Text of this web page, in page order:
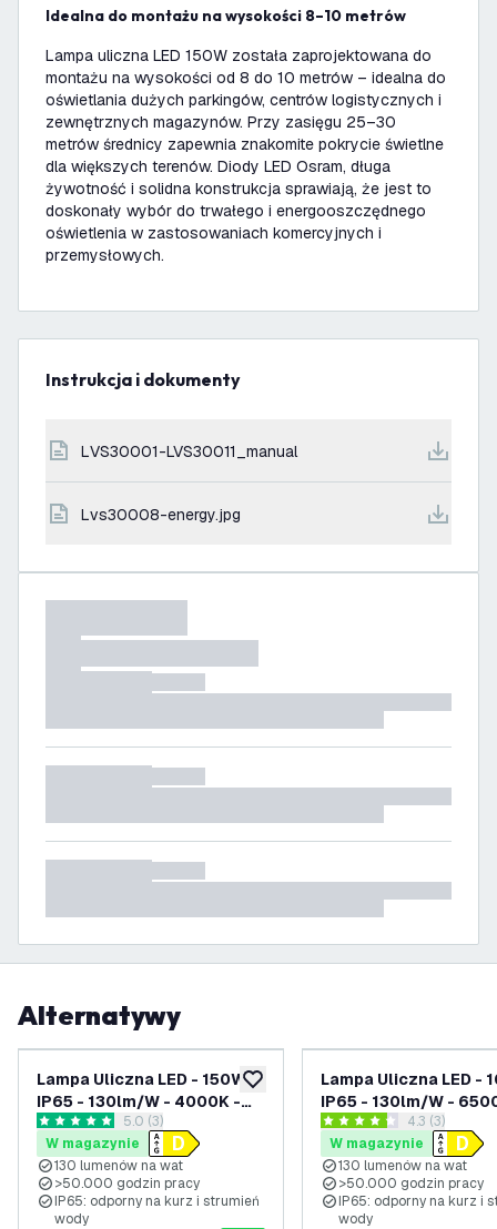
Idealna do montażu na wysokości 8–10 metrów
Lampa uliczna LED 150W została zaprojektowana do
montażu na wysokości od 8 do 10 metrów – idealna do
oświetlania dużych parkingów, centrów logistycznych i
zewnętrznych magazynów. Przy zasięgu 25–30
metrów średnicy zapewnia znakomite pokrycie świetlne
dla większych terenów. Diody LED Osram, długa
żywotność i solidna konstrukcja sprawiają, że jest to
doskonały wybór do trwałego i energooszczędnego
oświetlenia w zastosowaniach komercyjnych i
przemysłowych.
Instrukcja i dokumenty
LVS30001-LVS30011_manual
lvs30008-energy.jpg
Alternatywy
dodaj do listy życzeń
Lampa Uliczna LED - 150W -
IP65 - 130lm/W - 4000K -
Chipy Osramotwórz panel recenzji
5 Gwiazdki oceny
5.0 (3)
W magazynie
130 lumenów na wat
>50.000 godzin pracy
IP65: odporny na kurz i strumień
wody
Lampa Uliczna LED -
IP65 - 130lm/W -
Chipy Osramotwórz panel
4.3 Gwiazdki oceny
4.3 (3)
W magazynie
130 lumenów na wat
>50.000 godzin pracy
IP65: odporny na kurz i
wody